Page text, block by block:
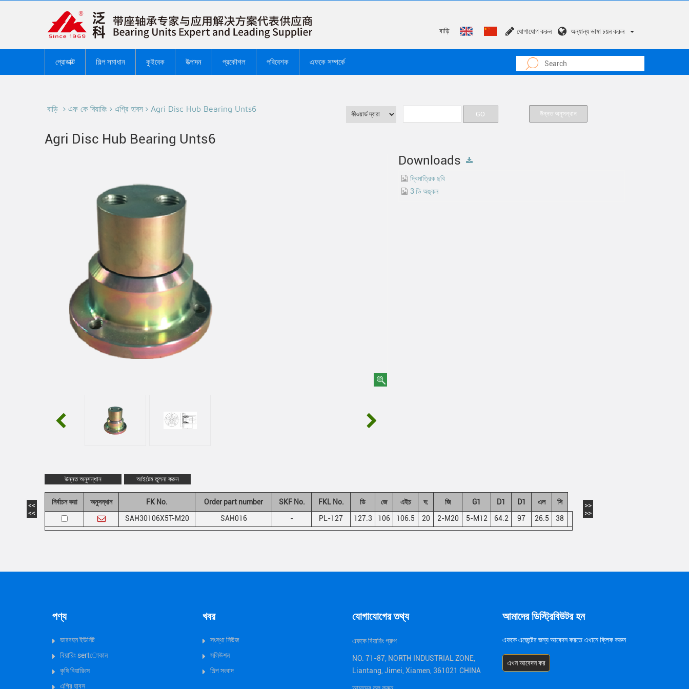
বাড়ি যোগাযোগ করুন অন্যান্য ভাষা চয়ন করুন
প্রোডাক্ট শিল্প সমাধান কুইবেক উত্পাদন প্রকৌশল পরিবেশক এফকে সম্পর্কে
বাড়ি এফ কে বিয়ারিং এগ্রি হাবস Agri Disc Hub Bearing Unts6
উন্নত অনুসন্ধান
Agri Disc Hub Bearing Unts6
Downloads
দ্বিমাত্রিক ছবি
3 ডি অঙ্কন
উন্নত অনুসন্ধান আইটেম তুলনা করুন
>>
<<
নির্বাচন করা অনুসন্ধান FK No. Order part number SKF No. FKL No. ডি জে এইচ ঘ: জি G1 D1 D1 এল
সি
SAH30106X5T-M20
SAH016 - PL-127 127.3 106 106.5 20 2-M20 5-M12 64.2 97 26.5 38
>>
<<
পণ্য
ভারবহন ইউনিট
বিয়ারিং sertোকান
কৃষি বিয়ারিংস
এগ্রি হাবস
খবর
সংস্থা নিউজ
সলিউশন
শিল্প সংবাদ
যোগাযোগের তথ্য
এফকে বিয়ারিং গ্রুপ
NO. 71-87, NORTH INDUSTRIAL ZONE,
Liantang, Jimei, Xiamen, 361021 CHINA
আমাদের ডিস্ট্রিবিউটর হন
এফকে এজেন্টের জন্য আবেদন করতে এখানে ক্লিক করুন
এখন আবেদন কর